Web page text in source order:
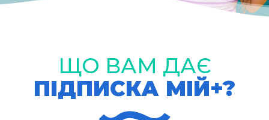
ЩО ВАМ ДАЄ
ПІДПИСКА МІЙ+?